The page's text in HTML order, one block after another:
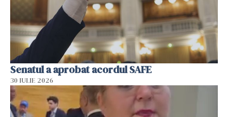
Senatul a aprobat acordul SAFE
30 IULIE 2026